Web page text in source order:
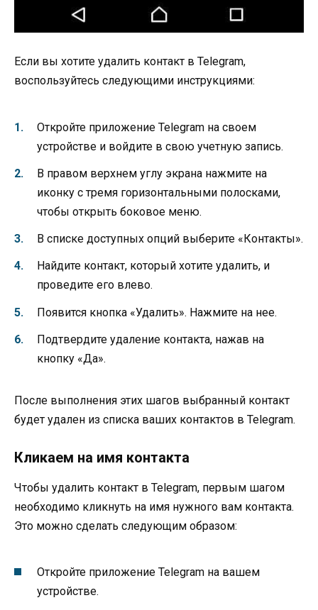
Если вы хотите удалить контакт в Telegram,
воспользуйтесь следующими инструкциями:
Откройте приложение Telegram на своем
устройстве и войдите в свою учетную запись.
В правом верхнем углу экрана нажмите на
иконку с тремя горизонтальными полосками,
чтобы открыть боковое меню.
В списке доступных опций выберите «Контакты».
Найдите контакт, который хотите удалить, и
проведите его влево.
Появится кнопка «Удалить». Нажмите на нее.
Подтвердите удаление контакта, нажав на
кнопку «Да».
После выполнения этих шагов выбранный контакт
будет удален из списка ваших контактов в Telegram.
Кликаем на имя контакта
Чтобы удалить контакт в Telegram, первым шагом
необходимо кликнуть на имя нужного вам контакта.
Это можно сделать следующим образом:
Откройте приложение Telegram на вашем
устройстве.